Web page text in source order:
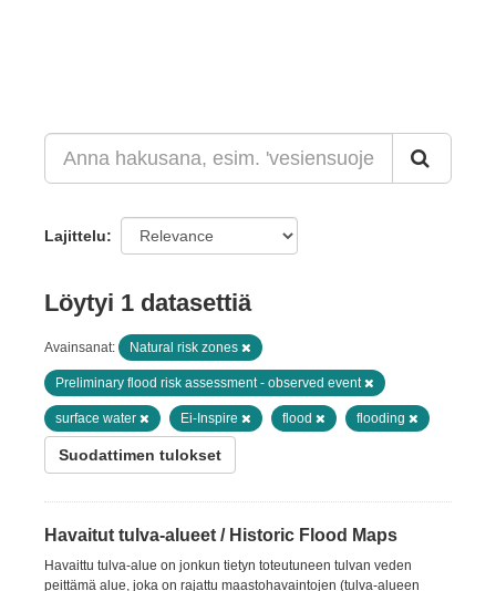
Lajittelu
Löytyi 1 datasettiä
Avainsanat: Natural risk zones
Preliminary flood risk assessment - observed event
surface water Ei-Inspire flood flooding
Suodattimen tulokset
Havaitut tulva-alueet / Historic Flood Maps
Havaittu tulva-alue on jonkun tietyn toteutuneen tulvan veden
peittämä alue, joka on rajattu maastohavaintojen (tulva-alueen